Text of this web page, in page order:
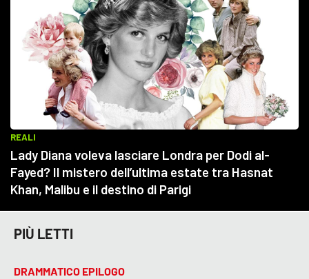
PIÙ LETTI
DRAMMATICO EPILOGO